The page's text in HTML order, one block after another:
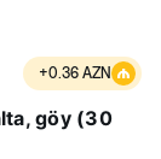
+0.36 AZN
göy (30